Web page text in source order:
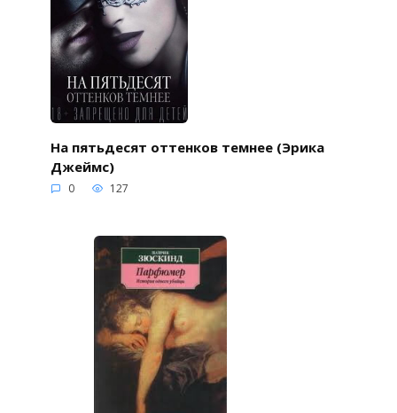
На пятьдесят оттенков темнее (Эрика
Джеймс)
0 127